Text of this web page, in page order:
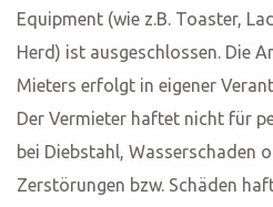
Equipment (wie z.B. Toaster,
Herd) ist ausgeschlossen. Die
Mieters erfolgt in eigener
Der Vermieter haftet nicht für
bei Diebstahl, Wasserschaden
Zerstörungen bzw. Schäden